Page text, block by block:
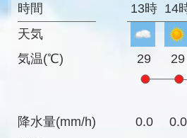
時間
天気
気温(℃)
降水量(mm/h)
13時 14
29 29
0.0 0.0